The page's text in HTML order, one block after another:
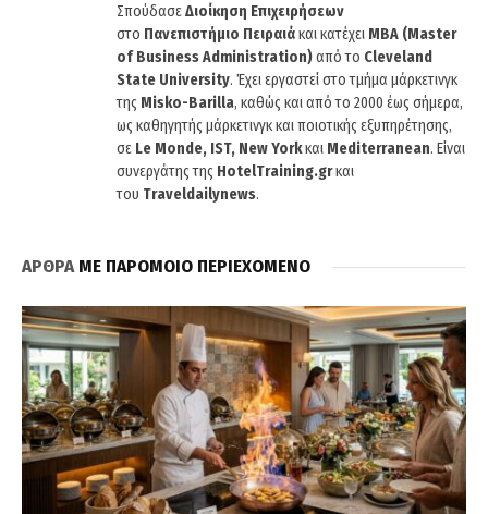
ΣπούδασεΔιοίκηση Επιχειρήσεων
στο Πανεπιστήμιο Πειραιάκαι κατέχει MBA (Master
of Business Administration)από το Cleveland
State University. Έχει εργαστεί στο τμήμα μάρκετινγκ
της Misko-Barilla, καθώς και από το 2000 έως σήμερα,
ως καθηγητής μάρκετινγκ και ποιοτικής εξυπηρέτησης,
σε Le Monde, IST, New Yorkκαι Mediterranean. Είναι
συνεργάτης της HotelTraining.grκαι
του Traveldailynews.
ΑΡΘΡΑΜΕ ΠΑΡΟΜΟΙΟ ΠΕΡΙΕΧΟΜΕΝΟ